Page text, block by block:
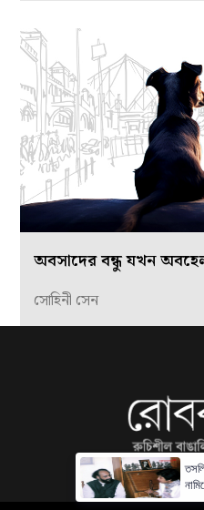
অবসাদের বন্ধু যখন
সোহিনী সেন